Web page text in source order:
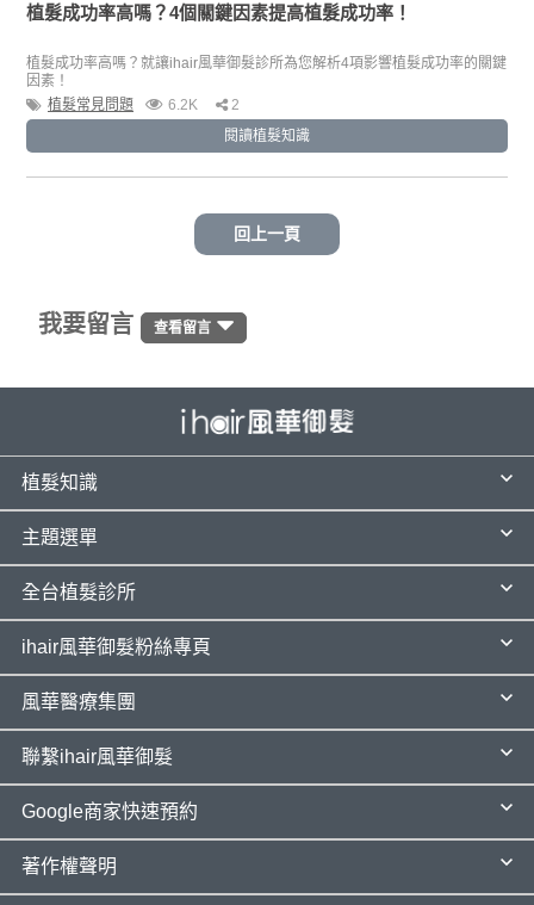
植髮成功率高嗎？4個關鍵因素提高植髮成功率！
植髮成功率高嗎？就讓ihair風華御髮診所為您解析4項影響植髮成功率的關鍵
因素！
植髮常見問題
6.2K
2
閱讀植髮知識
回上一頁
我要留言 查看留言
植髮知識
主題選單
全台植髮診所
ihair風華御髮粉絲專頁
風華醫療集團
聯繫ihair風華御髮
Google商家快速預約
著作權聲明